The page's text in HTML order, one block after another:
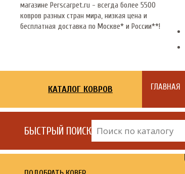
магазине Perscarpet.ru - всегда более 5500
ковров разных стран мира, низкая цена и
бесплатная доставка по Москве* и России**!
КАТАЛОГ КОВРОВ ГЛАВНАЯ
БЫСТРЫЙ ПОИСК